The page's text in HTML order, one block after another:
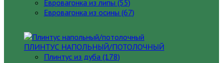
Евровагонка из липы (55)
Евровагонка из осины (67)
ПЛИНТУС НАПОЛЬНЫЙ/ПОТОЛОЧНЫЙ
Плинтус из дуба (178)